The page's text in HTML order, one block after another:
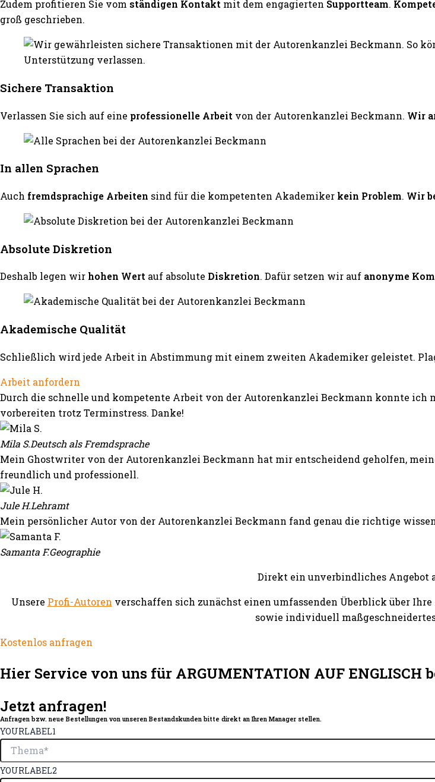
Zudem profitieren Sie vom ständigen Kontakt mit dem engagierten Supportteam.
groß geschrieben.
Sichere Transaktion
Verlassen Sie sich auf eine professionelle Arbeit von der Autorenkanzlei Beckmann. Wir
In allen Sprachen
Auch fremdsprachige Arbeiten sind für die kompetenten Akademiker kein Problem. Wir
Absolute Diskretion
Deshalb legen wirhohen Wert auf absolute Diskretion. Dafür setzen wir auf anonyme
Akademische Qualität
Schließlich wird jede Arbeit in Abstimmung mit einem zweiten Akademiker geleistet.
Arbeit anfordern
Durch die schnelle und kompetente Arbeit von der Autorenkanzlei Beckmann konnte
vorbereiten trotz Terminstress. Danke!
Mila S.Deutsch als Fremdsprache
Mein Ghostwriter von der Autorenkanzlei Beckmann hat mir entscheidend geholfen,
freundlich und professionell.
Jule H.Lehramt
Mein persönlicher Autor von der Autorenkanzlei Beckmann fand genau die richtige
Samanta F.Geographie
Direkt ein unverbindliches Angebot
Unsere Profi-Autoren verschaffen sich zunächst einen umfassenden Überblick über
sowie individuell
Kostenlos anfragen
Hier Service von uns für ARGUMENTATION AUF ENGLISCH
Jetzt anfragen!
Anfragen bzw. neue Bestellungen von unseren Bestandskunden bitte direkt an Ihren Manager stellen.
YOURLABEL1
YOURLABEL2